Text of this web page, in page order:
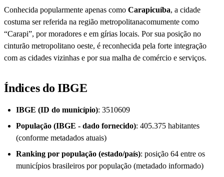
Conhecida popularmente apenas como Carapicuíba, a cidade
costuma ser referida na região metropolitanacomumente como
“Carapi”, por moradores e em gírias locais. Por sua posição no
cinturão metropolitano oeste, é reconhecida pela forte integração
com as cidades vizinhas e por sua malha de comércio e serviços.
Índices do IBGE
IBGE (ID do município): 3510609
População (IBGE - dado fornecido): 405.375 habitantes
(conforme metadados atuais)
Ranking por população (estado/país): posição 64 entre os
municípios brasileiros por população (metadado informado)